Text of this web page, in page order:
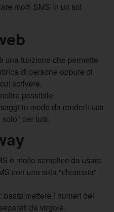
molti SMS in un sol
una funzione che permette
di persone oppure di
scrivere.
possibile
in modo da renderli tutti
per tutti.
è molto semplice da usare
con una sola "chiamata"
mettere i numeri dei
da virgole.